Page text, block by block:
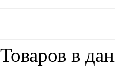
Товаров в